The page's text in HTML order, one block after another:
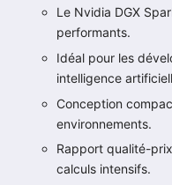
Le Nvidia DGX
performants.
Idéal pour les
intelligence
Conception
environnements.
Rapport qualité-
calculs intensifs.